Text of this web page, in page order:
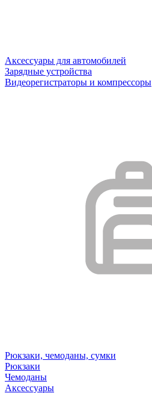
Аксессуары для автомобилей
Зарядные устройства
Видеорегистраторы и компрессоры
Рюкзаки, чемоданы, сумки
Рюкзаки
Чемоданы
Аксессуары